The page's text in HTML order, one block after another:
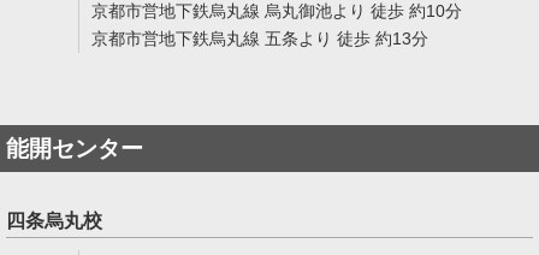
京都市営地下鉄烏丸線 烏丸御池より 徒歩 約10分
京都市営地下鉄烏丸線 五条より 徒歩 約13分
能開センター
四条烏丸校